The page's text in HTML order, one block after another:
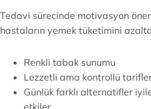
Tedavi sürecinde motivasyon
hastaların yemek tüketimini
Renkli tabak sunumu
Lezzetli ama kontrollü
Günlük farklı alternatifler
etkiler